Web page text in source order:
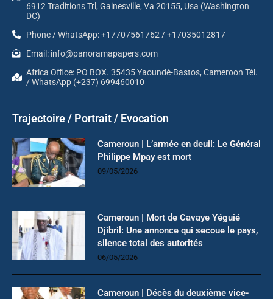
6912 Traditions Trl, Gainesville, Va 20155, Usa (Washington
DC)
Phone / WhatsApp: +17707561762 / +17035012817
Email: info@panoramapapers.com
Africa Office: PO BOX. 35435 Yaoundé-Bastos, Cameroon Tél.
/ WhatsApp (+237) 699460010
Trajectoire / Portrait / Evocation
Cameroun | L’armée en deuil: Le Général
Philippe Mpay est mort
09/05/2026
Cameroun | Mort de Cavaye Yéguié
Djibril: Une annonce qui secoue le pays,
silence total des autorités
06/05/2026
Cameroun | Décès du deuxième vice-